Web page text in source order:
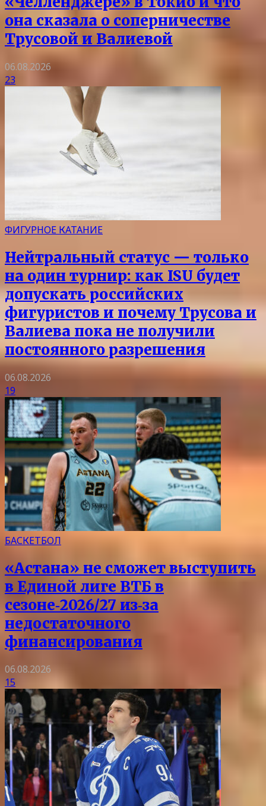
она сказала о соперничестве
Трусовой и Валиевой
06.08.2026
23
ФИГУРНОЕ КАТАНИЕ
Нейтральный статус — только
на один турнир: как ISU будет
допускать российских
фигуристов и почему Трусова и
Валиева пока не получили
постоянного разрешения
06.08.2026
19
БАСКЕТБОЛ
«Астана» не сможет выступить
в Единой лиге ВТБ в
сезоне‑2026/27 из‑за
недостаточного
финансирования
06.08.2026
15